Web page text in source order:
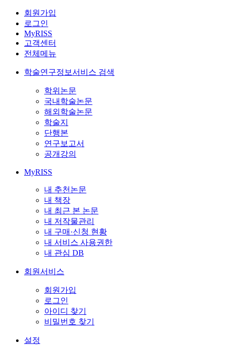
회원가입
로그인
MyRISS
고객센터
전체메뉴
학술연구정보서비스 검색
학위논문
국내학술논문
해외학술논문
학술지
단행본
연구보고서
공개강의
MyRISS
내 추천논문
내 책장
내 최근 본 논문
내 저작물관리
내 구매·신청 현황
내 서비스 사용권한
내 관심 DB
회원서비스
회원가입
로그인
아이디 찾기
비밀번호 찾기
설정